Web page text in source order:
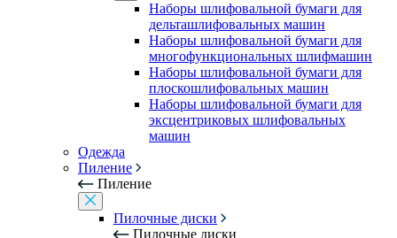
Наборы шлифовальной бумаги для
дельташлифовальных машин
Наборы шлифовальной бумаги для
многофункциональных шлифмашин
Наборы шлифовальной бумаги для
плоскошлифовальных машин
Наборы шлифовальной бумаги для
эксцентриковых шлифовальных
машин
Одежда
Пиление
Пиление
Пилочные диски
Пилочные диски